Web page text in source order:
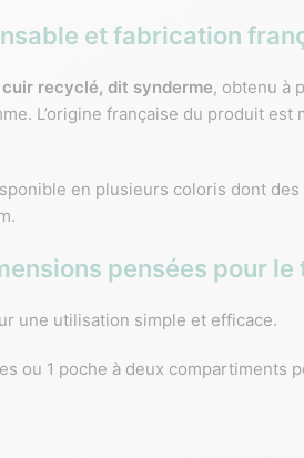
et fabrication
cuir recyclé, dit synderme, obtenu à
L’origine française du produit
en plusieurs coloris dont
pensées pour le
une utilisation simple et efficace.
ou 1 poche à deux